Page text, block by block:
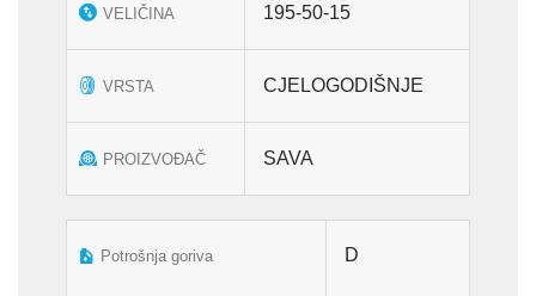
VELIČINA 195-50-15
VRSTA CJELOGODIŠNJE
PROIZVOĐAČ SAVA
Potrošnja goriva D